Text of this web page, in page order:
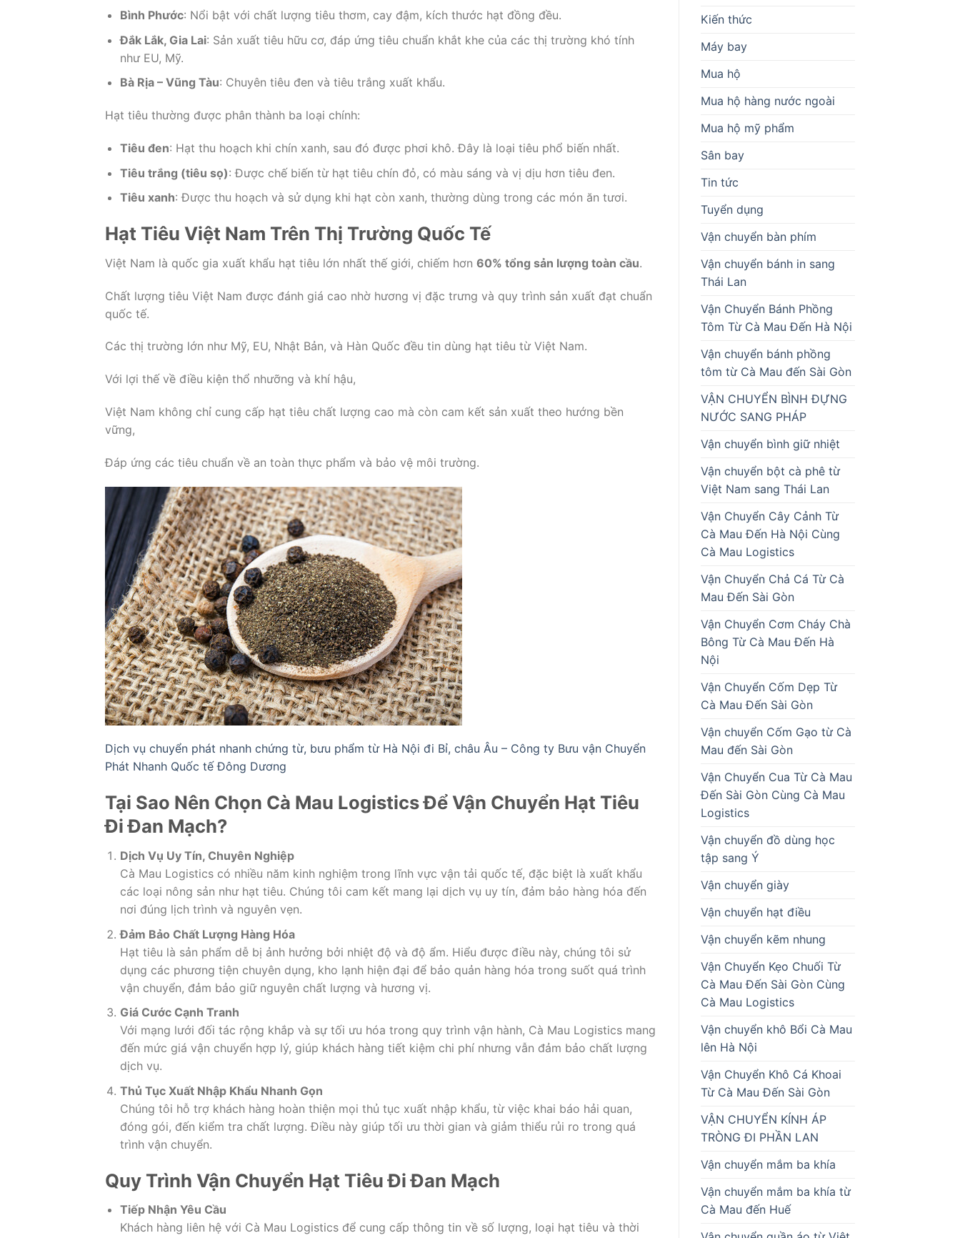
Bình Phước: Nổi bật với chất lượng tiêu thơm, cay đậm, kích thước hạt đồng đều.
Đắk Lắk, Gia Lai: Sản xuất tiêu hữu cơ, đáp ứng tiêu chuẩn khắt khe của các thị trường khó tính
như EU, Mỹ.
Bà Rịa – Vũng Tàu: Chuyên tiêu đen và tiêu trắng xuất khẩu.
Hạt tiêu thường được phân thành ba loại chính:
Tiêu đen: Hạt thu hoạch khi chín xanh, sau đó được phơi khô. Đây là loại tiêu phổ biến nhất.
Tiêu trắng (tiêu sọ): Được chế biến từ hạt tiêu chín đỏ, có màu sáng và vị dịu hơn tiêu đen.
Tiêu xanh: Được thu hoạch và sử dụng khi hạt còn xanh, thường dùng trong các món ăn tươi.
Hạt Tiêu Việt Nam Trên Thị Trường Quốc Tế
Việt Nam là quốc gia xuất khẩu hạt tiêu lớn nhất thế giới, chiếm hơn 60% tổng sản lượng toàn cầu.
Chất lượng tiêu Việt Nam được đánh giá cao nhờ hương vị đặc trưng và quy trình sản xuất đạt chuẩn
quốc tế.
Các thị trường lớn như Mỹ, EU, Nhật Bản, và Hàn Quốc đều tin dùng hạt tiêu từ Việt Nam.
Với lợi thế về điều kiện thổ nhưỡng và khí hậu,
Việt Nam không chỉ cung cấp hạt tiêu chất lượng cao mà còn cam kết sản xuất theo hướng bền
vững,
Đáp ứng các tiêu chuẩn về an toàn thực phẩm và bảo vệ môi trường.
Dịch vụ chuyển phát nhanh chứng từ, bưu phẩm từ Hà Nội đi Bỉ, châu Âu – Công ty Bưu vận Chuyển
Phát Nhanh Quốc tế Đông Dương
Tại Sao Nên Chọn Cà Mau Logistics Để Vận Chuyển Hạt Tiêu
Đi Đan Mạch?
Dịch Vụ Uy Tín, Chuyên Nghiệp
Cà Mau Logistics có nhiều năm kinh nghiệm trong lĩnh vực vận tải quốc tế, đặc biệt là xuất khẩu
các loại nông sản như hạt tiêu. Chúng tôi cam kết mang lại dịch vụ uy tín, đảm bảo hàng hóa đến
nơi đúng lịch trình và nguyên vẹn.
Đảm Bảo Chất Lượng Hàng Hóa
Hạt tiêu là sản phẩm dễ bị ảnh hưởng bởi nhiệt độ và độ ẩm. Hiểu được điều này, chúng tôi sử
dụng các phương tiện chuyên dụng, kho lạnh hiện đại để bảo quản hàng hóa trong suốt quá trình
vận chuyển, đảm bảo giữ nguyên chất lượng và hương vị.
Giá Cước Cạnh Tranh
Với mạng lưới đối tác rộng khắp và sự tối ưu hóa trong quy trình vận hành, Cà Mau Logistics mang
đến mức giá vận chuyển hợp lý, giúp khách hàng tiết kiệm chi phí nhưng vẫn đảm bảo chất lượng
dịch vụ.
Thủ Tục Xuất Nhập Khẩu Nhanh Gọn
Chúng tôi hỗ trợ khách hàng hoàn thiện mọi thủ tục xuất nhập khẩu, từ việc khai báo hải quan,
đóng gói, đến kiểm tra chất lượng. Điều này giúp tối ưu thời gian và giảm thiểu rủi ro trong quá
trình vận chuyển.
Quy Trình Vận Chuyển Hạt Tiêu Đi Đan Mạch
Tiếp Nhận Yêu Cầu
Khách hàng liên hệ với Cà Mau Logistics để cung cấp thông tin về số lượng, loại hạt tiêu và thời
Kiến thức
Máy bay
Mua hộ
Mua hộ hàng nước ngoài
Mua hộ mỹ phẩm
Sân bay
Tin tức
Tuyển dụng
Vận chuyển bàn phím
Vận chuyển bánh in sang
Thái Lan
Vận Chuyển Bánh Phồng
Tôm Từ Cà Mau Đến Hà Nội
Vận chuyển bánh phồng
tôm từ Cà Mau đến Sài Gòn
VẬN CHUYỂN BÌNH ĐỰNG
NƯỚC SANG PHÁP
Vận chuyển bình giữ nhiệt
Vận chuyển bột cà phê từ
Việt Nam sang Thái Lan
Vận Chuyển Cây Cảnh Từ
Cà Mau Đến Hà Nội Cùng
Cà Mau Logistics
Vận Chuyển Chả Cá Từ Cà
Mau Đến Sài Gòn
Vận Chuyển Cơm Cháy Chà
Bông Từ Cà Mau Đến Hà
Nội
Vận Chuyển Cốm Dẹp Từ
Cà Mau Đến Sài Gòn
Vận chuyển Cốm Gạo từ Cà
Mau đến Sài Gòn
Vận Chuyển Cua Từ Cà Mau
Đến Sài Gòn Cùng Cà Mau
Logistics
Vận chuyển đồ dùng học
tập sang Ý
Vận chuyển giày
Vận chuyển hạt điều
Vận chuyển kẽm nhung
Vận Chuyển Kẹo Chuối Từ
Cà Mau Đến Sài Gòn Cùng
Cà Mau Logistics
Vận chuyển khô Bổi Cà Mau
lên Hà Nội
Vận Chuyển Khô Cá Khoai
Từ Cà Mau Đến Sài Gòn
VẬN CHUYỂN KÍNH ÁP
TRÒNG ĐI PHẦN LAN
Vận chuyển mắm ba khía
Vận chuyển mắm ba khía từ
Cà Mau đến Huế